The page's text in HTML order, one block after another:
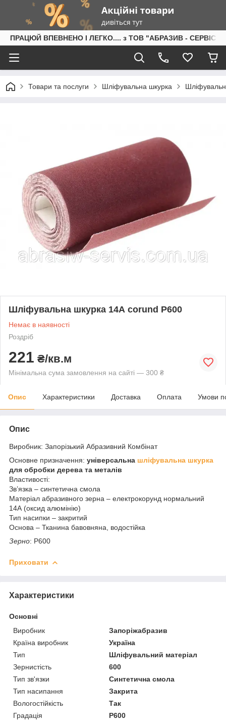
ПРАЦЮЙ ВПЕВНЕНО І ЛЕГКО.... з ТОВ "АБРАЗИВ - СЕРВІС"
Товари та послуги Шліфувальна шкурка
Шліфувальна шкурка 14А corund P600
Немає в наявності
Роздріб
221 ₴/кв.м
Мінімальна сума замовлення на сайті — 300 ₴
Опис Характеристики Доставка Оплата Умови
Опис
Виробник: Запорізький Абразивний Комбінат
Основне призначення: універсальна шліфувальна шкурка
для обробки дерева та металів
Властивості:
Зв’язка – синтетична смола
Матеріал абразивного зерна – електрокорунд нормальний
14А (оксид алюмінію)
Тип насипки – закритий
Основа – Тканина бавовняна, водостійка
Зерно: Р600
Приховати
Характеристики
Основні
Виробник
Запоріжабразив
Країна виробник
Україна
Тип
Шліфувальний матеріал
Зернистість
600
Тип зв'язки
Синтетична смола
Тип насипання
Закрита
Вологостійкість
Так
Градація
P600